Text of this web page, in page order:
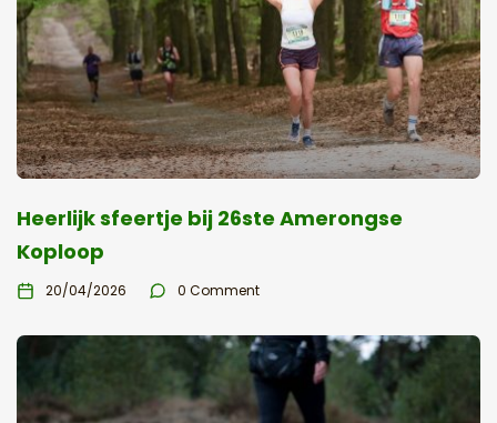
Heerlijk sfeertje bij 26ste Amerongse
Koploop
20/04/2026 0 Comment